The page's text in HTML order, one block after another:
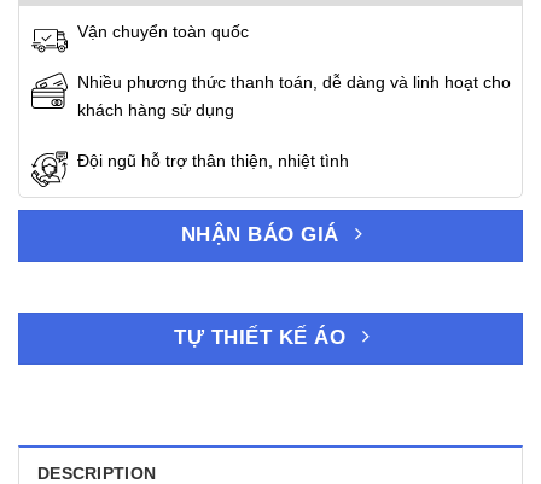
Vận chuyển toàn quốc
Nhiều phương thức thanh toán, dễ dàng và linh hoạt cho
khách hàng sử dụng
Đội ngũ hỗ trợ thân thiện, nhiệt tình
NHẬN BÁO GIÁ
TỰ THIẾT KẾ ÁO
DESCRIPTION